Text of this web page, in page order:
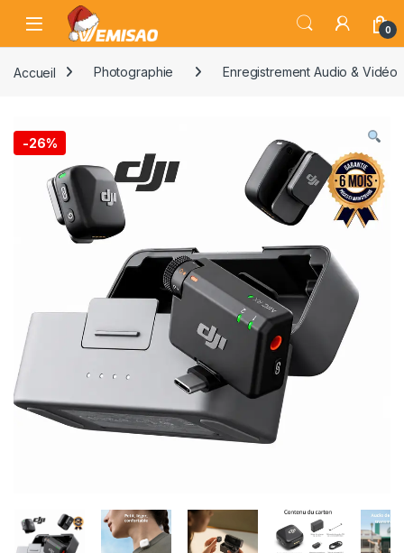
Skip to navigation
Skip to content
Open 0
Accueil Photographie Enregistrement Audio & Vidéo
-26%